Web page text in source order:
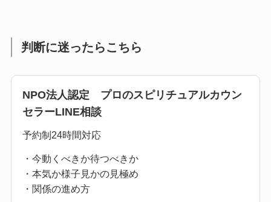
判断に迷ったらこちら
NPO法人認定 プロのスピリチュアルカウン
セラーLINE相談
予約制24時間対応
・今動くべきか待つべきか
・本気か様子見かの見極め
・関係の進め方